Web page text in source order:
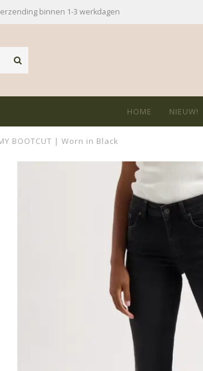
binnen 1-3 werkdagen
HOME NIEUW!
BOOTCUT | Worn in Black